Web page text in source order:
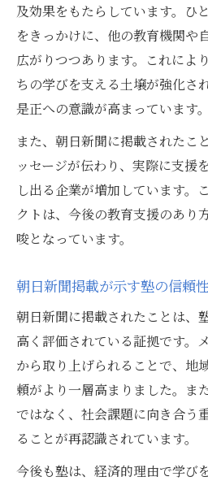
及効果をもたらしています。ひ
をきっかけに、他の教育機関や
広がりつつあります。これによ
ちの学びを支える土壌が強化さ
是正への意識が高まっています。
また、朝日新聞に掲載されたこ
ッセージが伝わり、実際に支援
し出る企業が増加しています。
クトは、今後の教育支援のあり
唆となっています。
朝日新聞掲載が示す塾の信頼
朝日新聞に掲載されたことは、
高く評価されている証拠です。
から取り上げられることで、地
頼がより一層高まりました。ま
ではなく、社会課題に向き合う
ることが再認識されています。
今後も塾は、経済的理由で学び